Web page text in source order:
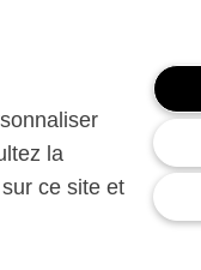
la
ce site et